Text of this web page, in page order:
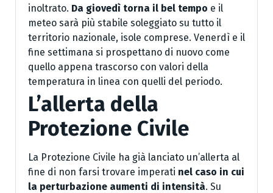
inoltrato. Da giovedì torna il bel tempo e il
meteo sarà più stabile soleggiato su tutto il
territorio nazionale, isole comprese. Venerdì e il
fine settimana si prospettano di nuovo come
quello appena trascorso con valori della
temperatura in linea con quelli del periodo.
L’allerta della
Protezione Civile
La Protezione Civile ha già lanciato un’allerta al
fine di non farsi trovare imperati nel caso in cui
la perturbazione aumenti di intensità. Su